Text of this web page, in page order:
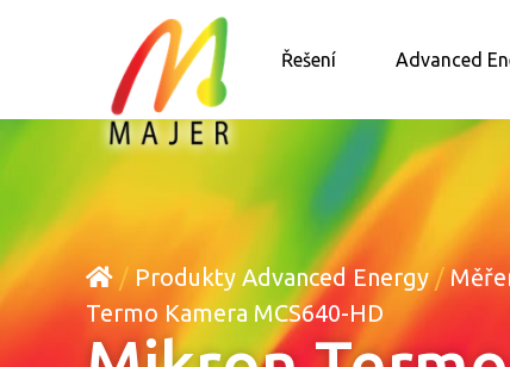
Řešení Advanced
/ Produkty Advanced Energy /
Termo Kamera MCS640-HD